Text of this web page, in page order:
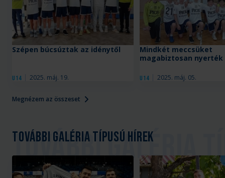
Megnézem az összeset
U14 2025. máj. 19.
Szépen búcsúztak az idénytől
U14 2025. máj. 05.
Mindkét meccsüket
magabiztosan nyerték
További galéria típusú hírek